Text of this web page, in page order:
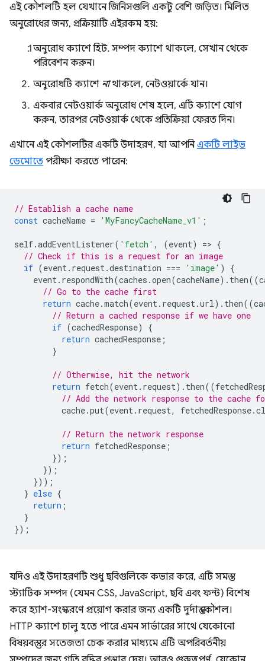
এই কৌশলটি হল যেখানে জিনিসগুলি একটু বেশি জড়িত। মিলিত
অনুরোধের জন্য, প্রক্রিয়াটি এইরকম হয়:
অনুরোধ ক্যাশে হিট. সম্পদ ক্যাশে থাকলে, সেখান থেকে
পরিবেশন করুন।
অনুরোধটি ক্যাশে নাথাকলে, নেটওয়ার্কে যান।
একবার নেটওয়ার্ক অনুরোধ শেষ হলে, এটি ক্যাশে যোগ
করুন, তারপর নেটওয়ার্ক থেকে প্রতিক্রিয়া ফেরত দিন।
এখানে এই কৌশলটির একটি উদাহরণ, যা আপনিএকটি লাইভ
ডেমোতে পরীক্ষা করতে পারেন:
// Establish a cache name
const cacheName = 'MyFancyCacheName_v1' ;
self.addEventListener( 'fetch' , (event) => {
// Check if this is a request for an image
if (event . request .destination === 'image' )
{
event . respondWith(caches .open(cacheName). then((
// Go to the cache first
return cache.match(event . request .url ). then((
// Return a cached response if we have one
if (cachedResponse)
{
return cachedResponse ;
}
// Otherwise, hit the network
return fetch(event . request). then((
// Add the network response to the
cache.put(event . request, fetchedResponse.
// Return the network response
return fetchedResponse ;
});
});
}));
} else {
return ;
}
});
যদিও এই উদাহরণটি শুধু ছবিগুলিকে কভার করে, এটি সমস্ত
স্ট্যাটিক সম্পদ (যেমন CSS, JavaScript, ছবি এবং ফন্ট) বিশেষ
করে হ্যাশ-সংস্করণে প্রয়োগ করার জন্য একটি দুর্দান্ত কৌশল।
HTTP ক্যাশে চালু হতে পারে এমন সার্ভারের সাথে যেকোনো
বিষয়বস্তুর সতেজতা চেক করার মাধ্যমে এটি অপরিবর্তনীয়